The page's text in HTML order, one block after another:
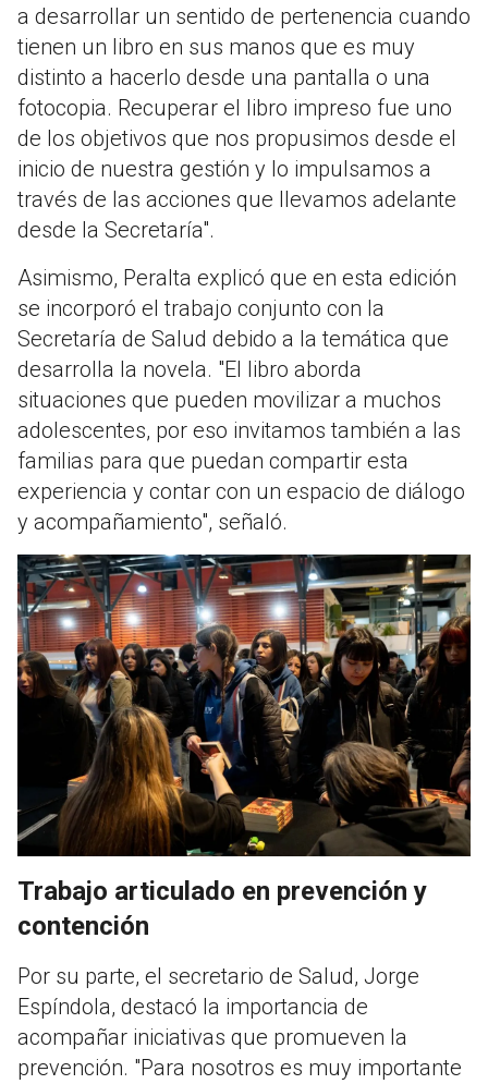
a desarrollar un sentido de pertenencia cuando
tienen un libro en sus manos que es muy
distinto a hacerlo desde una pantalla o una
fotocopia. Recuperar el libro impreso fue uno
de los objetivos que nos propusimos desde el
inicio de nuestra gestión y lo impulsamos a
través de las acciones que llevamos adelante
desde la Secretaría".
Asimismo, Peralta explicó que en esta edición
se incorporó el trabajo conjunto con la
Secretaría de Salud debido a la temática que
desarrolla la novela. "El libro aborda
situaciones que pueden movilizar a muchos
adolescentes, por eso invitamos también a las
familias para que puedan compartir esta
experiencia y contar con un espacio de diálogo
y acompañamiento", señaló.
Trabajo articulado en prevención y
contención
Por su parte, el secretario de Salud, Jorge
Espíndola, destacó la importancia de
acompañar iniciativas que promueven la
prevención. "Para nosotros es muy importante